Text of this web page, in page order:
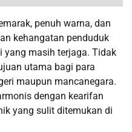
penuh warna, dan
kehangatan penduduk
yang masih terjaga. Tidak
utama bagi para
maupun mancanegara.
dengan kearifan
yang sulit ditemukan di